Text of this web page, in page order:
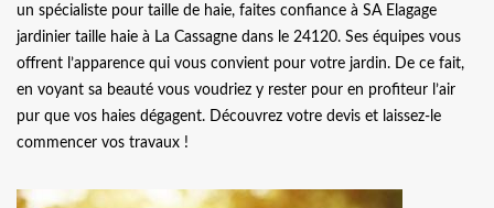
un spécialiste pour taille de haie, faites confiance à SA Elagage
jardinier taille haie à La Cassagne dans le 24120. Ses équipes vous
offrent l’apparence qui vous convient pour votre jardin. De ce fait,
en voyant sa beauté vous voudriez y rester pour en profiteur l’air
pur que vos haies dégagent. Découvrez votre devis et laissez-le
commencer vos travaux !